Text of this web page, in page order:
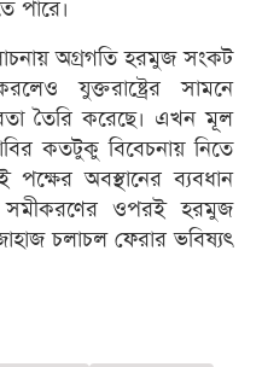
পারে।
অগ্রগতি হরমুজ সংকট
যুক্তরাষ্ট্রের সামনে
তৈরি করেছে। এখন মূল
কতটুকু বিবেচনায় নিতে
পক্ষের অবস্থানের ব্যবধান
সমীকরণের ওপরই হরমুজ
চলাচল ফেরার ভবিষ্যৎ